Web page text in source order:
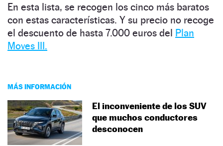
En esta lista, se recogen los cinco más baratos
con estas características. Y su precio no recoge
el descuento de hasta 7.000 euros del Plan
Moves III.
MÁS INFORMACIÓN
El inconveniente de los SUV
que muchos conductores
desconocen